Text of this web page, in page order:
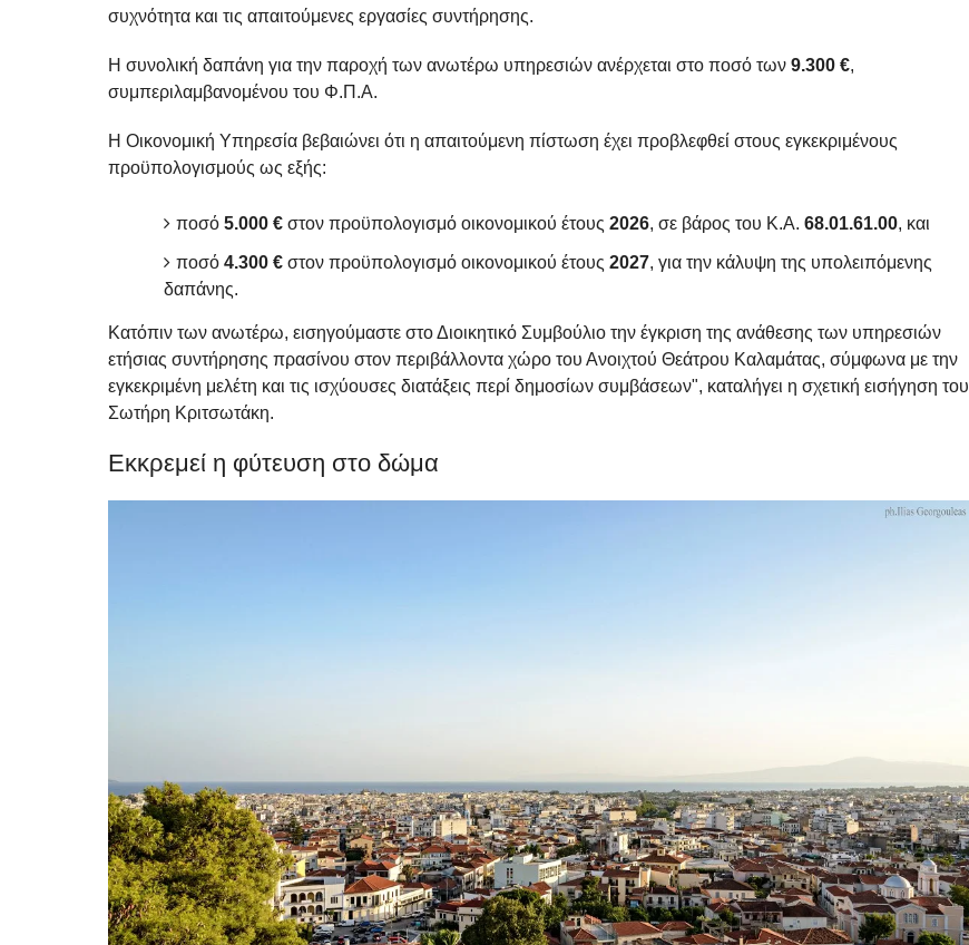
συχνότητα και τις απαιτούμενες εργασίες συντήρησης.
Η συνολική δαπάνη για την παροχή των ανωτέρω υπηρεσιών ανέρχεται στο ποσό των 9.300 €,
συμπεριλαμβανομένου του Φ.Π.Α.
Η Οικονομική Υπηρεσία βεβαιώνει ότι η απαιτούμενη πίστωση έχει προβλεφθεί στους εγκεκριμένους
προϋπολογισμούς ως εξής:
ποσό 5.000 € στον προϋπολογισμό οικονομικού έτους 2026, σε βάρος του Κ.Α. 68.01.61.00, και
ποσό 4.300 € στον προϋπολογισμό οικονομικού έτους 2027, για την κάλυψη της υπολειπόμενης
δαπάνης.
Κατόπιν των ανωτέρω, εισηγούμαστε στο Διοικητικό Συμβούλιο την έγκριση της ανάθεσης των υπηρεσιών
ετήσιας συντήρησης πρασίνου στον περιβάλλοντα χώρο του Ανοιχτού Θεάτρου Καλαμάτας, σύμφωνα με την
εγκεκριμένη μελέτη και τις ισχύουσες διατάξεις περί δημοσίων συμβάσεων", καταλήγει η σχετική εισήγηση του
Σωτήρη Κριτσωτάκη.
Εκκρεμεί η φύτευση στο δώμα